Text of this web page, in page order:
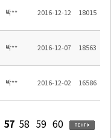
박** 2016-12-12 18015
박** 2016-12-07 18563
박** 2016-12-02 16586
57 58 59 60